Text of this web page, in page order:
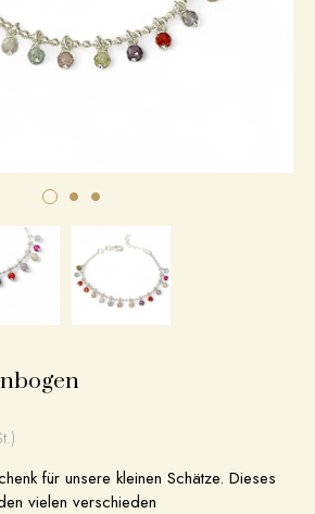
für unsere kleinen Schätze. Dieses
vielen verschieden